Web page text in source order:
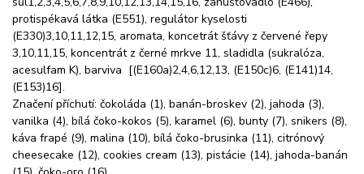
protispékavá látka (E551), regulátor kyselosti
(E330)3,10,11,12,15, aromata, koncetrát šťávy z červené řepy
3,10,11,15, koncentrát z černé mrkve 11, sladidla (sukralóza,
acesulfam K), barviva [(E160a)2,4,6,12,13, (E150c)6, (E141)14,
(E153)16].
Značení příchutí: čokoláda (1), banán-broskev (2), jahoda (3),
vanilka (4), bílá čoko-kokos (5), karamel (6), bunty (7), snikers (8),
káva frapé (9), malina (10), bílá čoko-brusinka (11), citrónový
cheesecake (12), cookies cream (13), pistácie (14), jahoda-banán